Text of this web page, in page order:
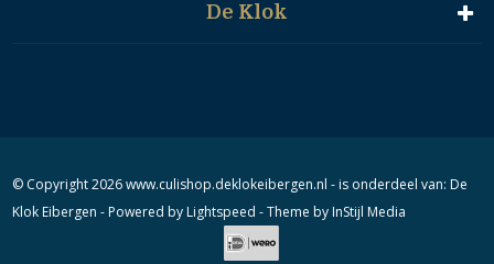
De Klok
© Copyright 2026 www.culishop.deklokeibergen.nl - is onderdeel van: De
Klok Eibergen - Powered by Lightspeed - Theme by InStijl Media